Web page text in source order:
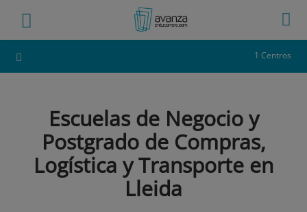
1 Centros
Escuelas de Negocio y
Postgrado de Compras,
Logística y Transporte en
Lleida